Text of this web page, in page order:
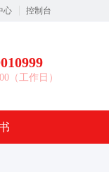
心 控制台
（工作日）